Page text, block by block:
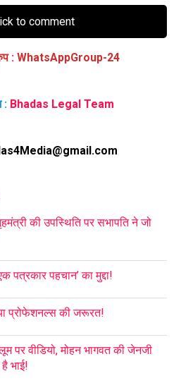
to comment
: WhatsAppGroup-24
: Bhadas Legal Team
की उपस्थिति पर सभापति ने जो
पहचान’ का मुद्दा!
प्रोफेशनल्स की जरूरत!
पर वीडियो, मोहन भागवत की जेनजी
भाई!